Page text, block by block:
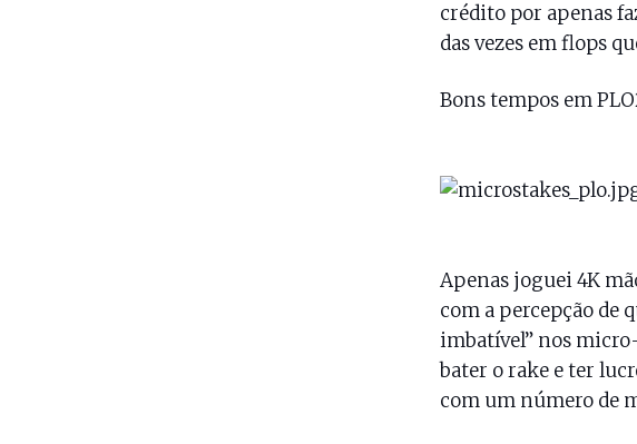
crédito por apenas
das vezes em flops
Bons tempos em
Apenas joguei 4K
com a percepção de
imbatível” nos
bater o rake e ter
com um número de